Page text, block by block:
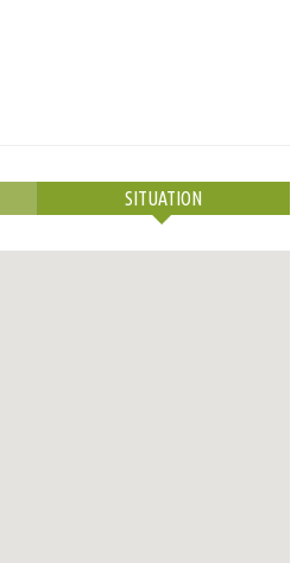
SITUATION